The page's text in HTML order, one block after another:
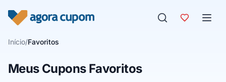
Início/Favoritos
Meus Cupons Favoritos